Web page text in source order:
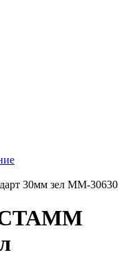
30мм зел ММ-30630
СТАММ